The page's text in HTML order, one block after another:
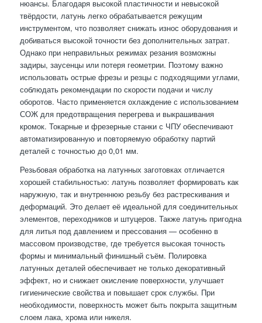
нюансы. Благодаря высокой пластичности и невысокой
твёрдости, латунь легко обрабатывается режущим
инструментом, что позволяет снижать износ оборудования и
добиваться высокой точности без дополнительных затрат.
Однако при неправильных режимах резания возможны
задиры, заусенцы или потеря геометрии. Поэтому важно
использовать острые фрезы и резцы с подходящими углами,
соблюдать рекомендации по скорости подачи и числу
оборотов. Часто применяется охлаждение с использованием
СОЖ для предотвращения перегрева и выкрашивания
кромок. Токарные и фрезерные станки с ЧПУ обеспечивают
автоматизированную и повторяемую обработку партий
деталей с точностью до 0,01 мм.
Резьбовая обработка на латунных заготовках отличается
хорошей стабильностью: латунь позволяет формировать как
наружную, так и внутреннюю резьбу без растрескивания и
деформаций. Это делает её идеальной для соединительных
элементов, переходников и штуцеров. Также латунь пригодна
для литья под давлением и прессования — особенно в
массовом производстве, где требуется высокая точность
формы и минимальный финишный съём. Полировка
латунных деталей обеспечивает не только декоративный
эффект, но и снижает окисление поверхности, улучшает
гигиенические свойства и повышает срок службы. При
необходимости, поверхность может быть покрыта защитным
слоем лака, хрома или никеля.